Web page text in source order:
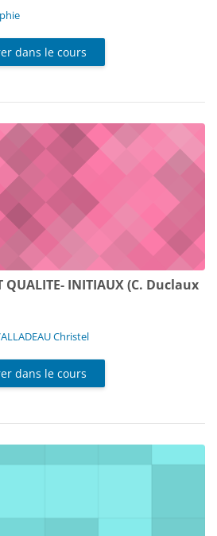
dans le cours
QUALITE- INITIAUX (C. Duclaux
Christel
dans le cours